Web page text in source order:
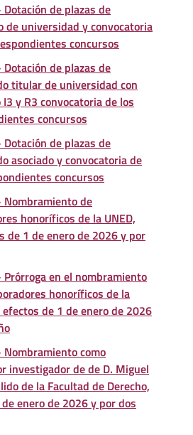
de plazas de
de universidad y convocatoria
concursos
de plazas de
titular de universidad con
y R3 convocatoria de los
concursos
de plazas de
asociado y convocatoria de
concursos
de
honoríficos de la UNED,
de 1 de enero de 2026 y por
en el nombramiento
honoríficos de la
efectos de 1 de enero de 2026
como
investigador de de D. Miguel
de la Facultad de Derecho,
enero de 2026 y por dos